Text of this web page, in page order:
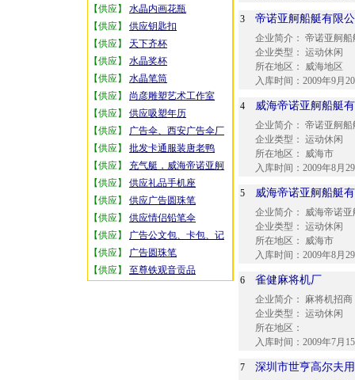
【供应】
水晶内画花瓶
【供应】
供应钥匙扣
【供应】
天下齐杯
【供应】
水晶奖杯
【供应】
水晶笔筒
【供应】
尚彦雕塑艺术工作室
【供应】
供应吸塑年历
【供应】
广告伞、西安广告伞厂
【供应】
批发卡通服装唐老鸭
【供应】
充气艇，威海帝诺亚舸
【供应】
供应礼品手机座
【供应】
供应广告圆珠笔
【供应】
供应情侣铅笔伞
【供应】
广告公文包、卡包、记
【供应】
广告圆珠笔
【供应】
至尊铁观音贡品
3 帝诺亚舸船艇有限
企业简介： 帝诺亚舸
企业类型： 运动休闲
所在地区：
威海地区
入库时间： 2009年9月
4 威海帝诺亚舸船艇
企业简介： 帝诺亚舸船
企业类型： 运动休闲
所在地区：
威海市
入库时间： 2009年8月
5 威海帝诺亚舸船艇
企业简介：
威海帝诺
企业类型： 运动休闲
所在地区：
威海市
入库时间： 2009年8月
6 雀健麻将机厂
企业简介：
麻将机招
企业类型： 运动休闲
所在地区：
入库时间： 2009年7月
7 深圳市世亨高尔夫